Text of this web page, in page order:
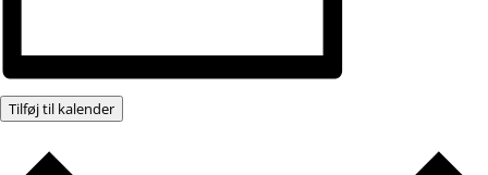
Tilføj til kalender